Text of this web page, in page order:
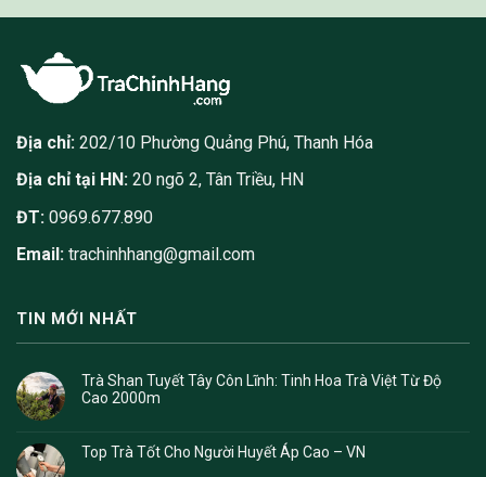
Địa chỉ: 202/10 Phường Quảng Phú, Thanh Hóa
Địa chỉ tại HN: 20 ngõ 2, Tân Triều, HN
ĐT: 0969.677.890
Email: trachinhhang@gmail.com
TIN MỚI NHẤT
Trà Shan Tuyết Tây Côn Lĩnh: Tinh Hoa Trà Việt Từ Độ
Cao 2000m
Top Trà Tốt Cho Người Huyết Áp Cao – VN